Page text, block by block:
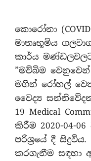
කොරෝනා
මාතෘභූමිය
කාර්ය
”මව්බිම
මගින් රෝහල්
වෛද්‍ය
19 Medical
කිරීම 2020-04-
පරිශ්‍රයේ දී
කරගැනීම සඳහා